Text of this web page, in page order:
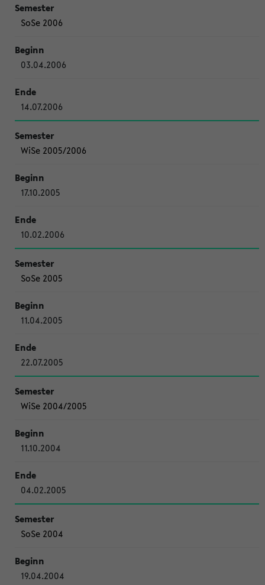
SoSe 2006
03.04.2006
14.07.2006
WiSe 2005/2006
17.10.2005
10.02.2006
SoSe 2005
11.04.2005
22.07.2005
WiSe 2004/2005
11.10.2004
04.02.2005
SoSe 2004
19.04.2004